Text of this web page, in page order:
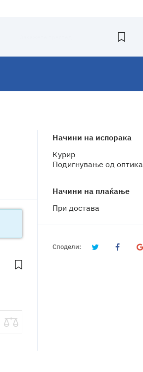
Начини на испорака
Курир
Подигнување од оптика
Начини на плаќање
При достава
Сподели: